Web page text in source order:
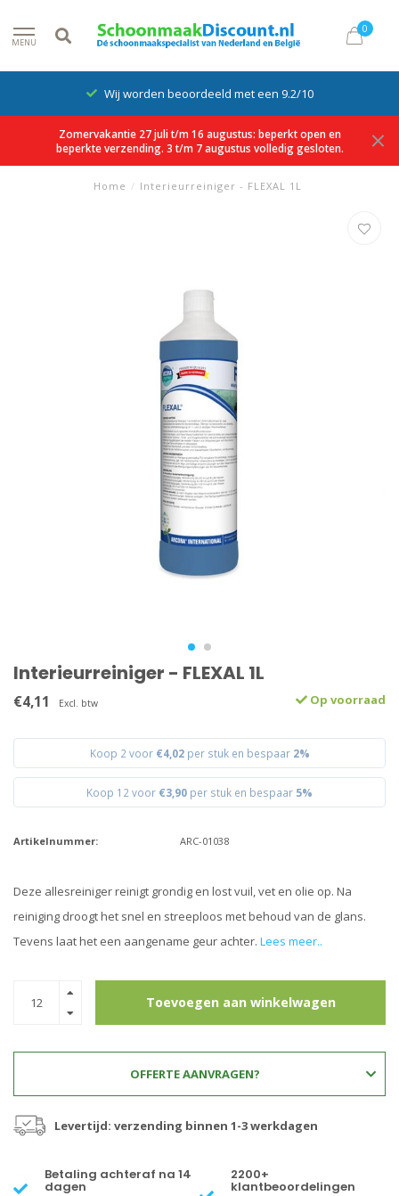
MENU
0
Wij worden beoordeeld met een 9.2/10
Zomervakantie 27 juli t/m 16 augustus: beperkt open en
beperkte verzending. 3 t/m 7 augustus volledig gesloten.
Home / Interieurreiniger - FLEXAL 1L
Interieurreiniger - FLEXAL 1L
€4,11 Excl. btw Op voorraad
Koop 2 voor €4,02per stuk en bespaar 2%
Koop 12 voor €3,90 per stuk en bespaar 5%
Artikelnummer: ARC-01038
Deze allesreiniger reinigt grondig en lost vuil, vet en olie op. Na
reiniging droogt het snel en streeploos met behoud van de glans.
Tevens laat het een aangename geur achter. Lees meer..
Toevoegen aan winkelwagen
OFFERTE AANVRAGEN?
Levertijd: verzending binnen 1-3 werkdagen
Betaling achteraf na 14
dagen
2200+
klantbeoordelingen